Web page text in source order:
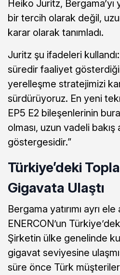
Heiko Juritz, Bergama’yı
bir tercih olarak değil,
karar olarak tanımladı.
Juritz şu ifadeleri kullandı:
süredir faaliyet
yerelleşme stratejimizi
sürdürüyoruz. En yeni
EP5 E2 bileşenlerinin
olması, uzun vadeli bakış
göstergesidir.”
Türkiye’deki
Gigavata Ulaştı
Bergama yatırımı ayrı ele
ENERCON’un
Şirketin ülke genelinde
gigavat seviyesine
süre önce Türk